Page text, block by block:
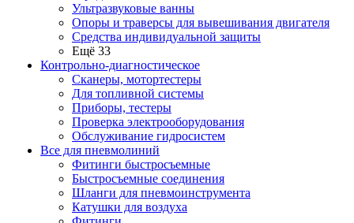
Ультразвуковые ванны
Опоры и траверсы для вывешивания двигателя
Средства индивидуальной защиты
Ещё 33
Контрольно-диагностическое
Сканеры, мотортестеры
Для топливной системы
Приборы, тестеры
Проверка электрооборудования
Обслуживание гидросистем
Все для пневмолиний
Фитинги быстросъемные
Быстросъемные соединения
Шланги для пневмоинструмента
Катушки для воздуха